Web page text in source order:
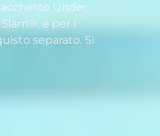
Under
e per i
separato. Si